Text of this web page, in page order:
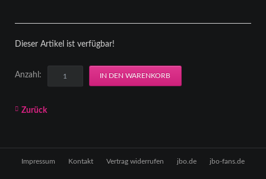
Dieser Artikel ist verfügbar!
Anzahl:
Zurück
Impressum Kontakt Vertrag widerrufen jbo.de jbo-fans.de